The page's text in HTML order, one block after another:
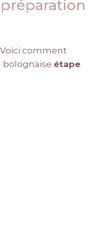
préparation
Voici comment
bolognaise étape